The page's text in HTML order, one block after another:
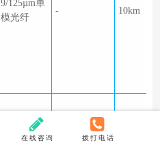
9/125µm单
模光纤
-
10km
9/125µm单
模光纤在线咨询 拨打电话